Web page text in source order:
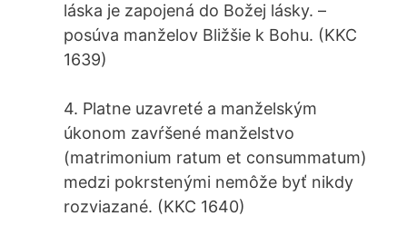
láska je zapojená do Božej lásky. –
posúva manželov Bližšie k Bohu. (KKC
1639)
4. Platne uzavreté a manželským
úkonom zavŕšené manželstvo
(matrimonium ratum et consummatum)
medzi pokrstenými nemôže byť nikdy
rozviazané. (KKC 1640)